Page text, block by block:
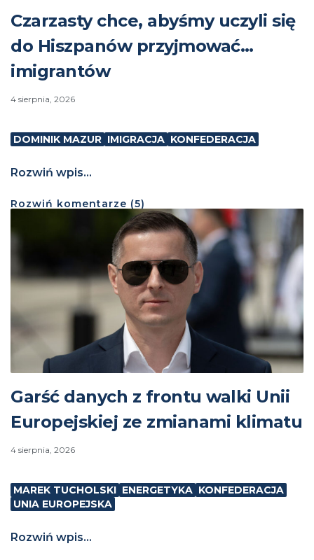
Czarzasty chce, abyśmy uczyli się
do Hiszpanów przyjmować…
imigrantów
4 sierpnia, 2026
DOMINIK MAZUR IMIGRACJA KONFEDERACJA
Rozwiń wpis...
Rozwiń komentarze (5)
Garść danych z frontu walki Unii
Europejskiej ze zmianami klimatu
4 sierpnia, 2026
MAREK TUCHOLSKI ENERGETYKA KONFEDERACJA
UNIA EUROPEJSKA
Rozwiń wpis...